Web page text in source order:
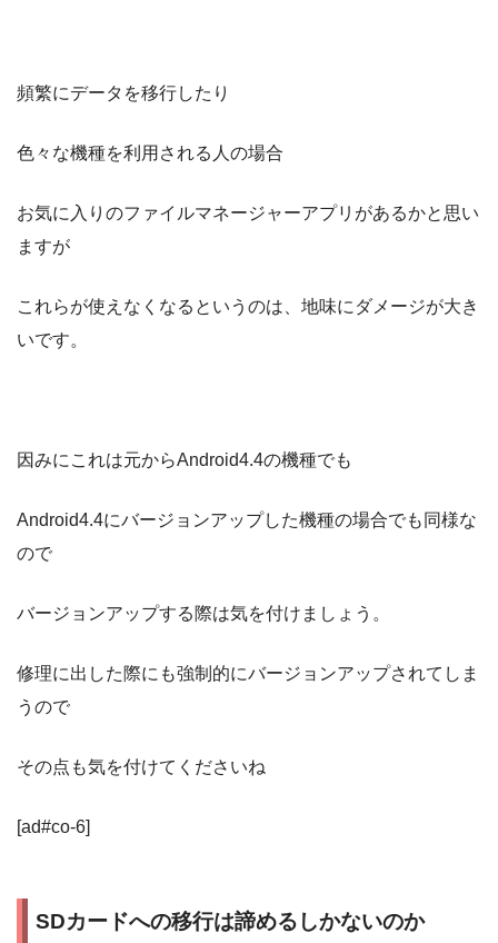
頻繁にデータを移行したり
色々な機種を利用される人の場合
お気に入りのファイルマネージャーアプリがあるかと思い
ますが
これらが使えなくなるというのは、地味にダメージが大き
いです。
因みにこれは元からAndroid4.4の機種でも
Android4.4にバージョンアップした機種の場合でも同様な
ので
バージョンアップする際は気を付けましょう。
修理に出した際にも強制的にバージョンアップされてしま
うので
その点も気を付けてくださいね
[ad#co-6]
SDカードへの移行は諦めるしかないのか